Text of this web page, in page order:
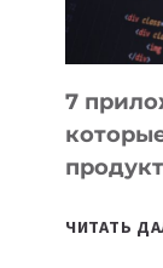
7
ЧИТАТЬ